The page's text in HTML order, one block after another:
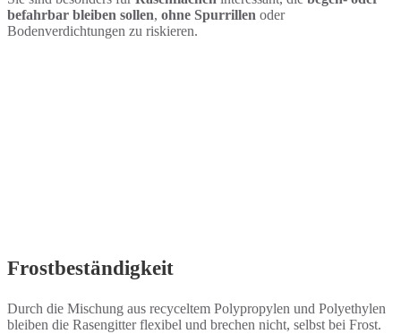
befahrbar bleiben sollen, ohne Spurrillen oder
Bodenverdichtungen zu riskieren.
Frostbeständigkeit
Durch die Mischung aus recyceltem Polypropylen und Polyethylen
bleiben die Rasengitter flexibel und brechen nicht, selbst bei Frost.